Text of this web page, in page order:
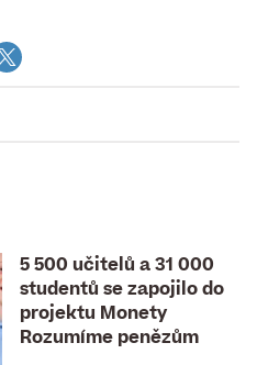
5 500 učitelů a 31 000
studentů se zapojilo do
projektu Monety
Rozumíme penězům